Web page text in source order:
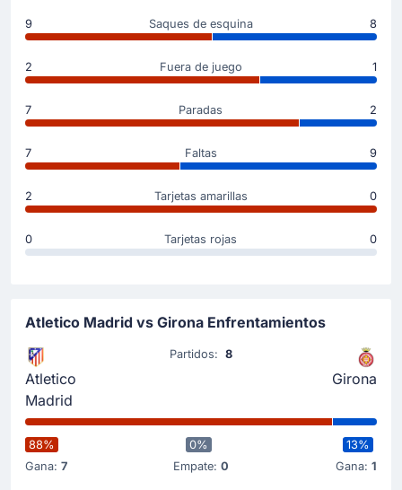
9 Saques de esquina 8
2 Fuera de juego 1
7 Paradas 2
7 Faltas 9
2 Tarjetas amarillas 0
0 Tarjetas rojas 0
Atletico Madrid vs Girona Enfrentamientos
Atletico
Madrid
Partidos: 8
Girona
88%
Gana: 7
0%
Empate: 0
13%
Gana: 1